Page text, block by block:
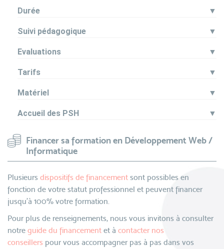
Durée ▼
Suivi pédagogique ▼
Evaluations ▼
Tarifs ▼
Matériel ▼
Accueil des PSH ▼
Financer sa formation en Développement Web /
Informatique
Plusieurs dispositifs de financement sont possibles en
fonction de votre statut professionnel et peuvent financer
jusqu’à 100% votre formation.
Pour plus de renseignements, nous vous invitons à consulter
notre guide du financement et à contacter nos
conseillers pour vous accompagner pas à pas dans vos